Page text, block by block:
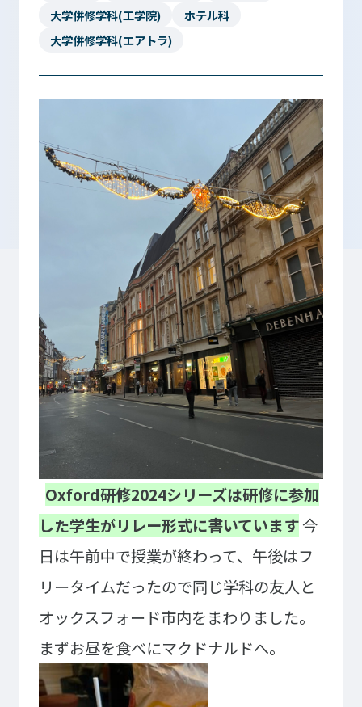
皆さまへ 皆さまへ
皆さまへ
在学生の
皆さまへ
卒業生の 企業の
皆さまへ
テクノスカレッジの学びの特長
卒後ビジョン
4つの学びのプラン
大学コース
TECHNOSゼミ
グローバルラーニング
ビジネスパーク
学院のご紹介
建学の精神・学院長挨拶
教育方針
沿革（学院の歴史）
アクセス
動画で見るテクノスカレッ
ジ
学科一覧
WEBエントリー・WEB出願 情報公開・シラバス
東京工学院専門学校
コンサート・イベント科
音響芸術科
映像メディア学科
ミュージック科
建築学科
インテリアデザイン科
情報システム科
電気電子学科
大学併修学科(工学院)
ホテル科
大学併修学科(エアトラ)
Oxford研修2024シリーズは研修に参加
した学生がリレー形式に書いています今
日は午前中で授業が終わって、午後はフ
リータイムだったので同じ学科の友人と
オックスフォード市内をまわりました。
まずお昼を食べにマクドナルドへ。